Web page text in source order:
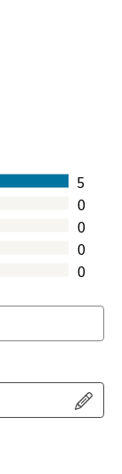
5
0
0
0
0